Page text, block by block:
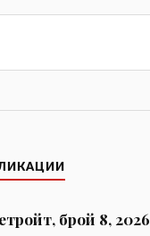
брой 8, 2026